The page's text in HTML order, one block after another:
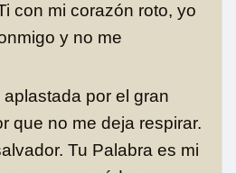
con mi corazón roto, yo
y no me
por el gran
que no me deja respirar.
Tu Palabra es mi